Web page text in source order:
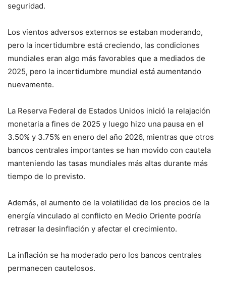
seguridad.
Los vientos adversos externos se estaban moderando,
pero la incertidumbre está creciendo, las condiciones
mundiales eran algo más favorables que a mediados de
2025, pero la incertidumbre mundial está aumentando
nuevamente.
La Reserva Federal de Estados Unidos inició la relajación
monetaria a fines de 2025 y luego hizo una pausa en el
3.50% y 3.75% en enero del año 2026, mientras que otros
bancos centrales importantes se han movido con cautela
manteniendo las tasas mundiales más altas durante más
tiempo de lo previsto.
Además, el aumento de la volatilidad de los precios de la
energía vinculado al conflicto en Medio Oriente podría
retrasar la desinflación y afectar el crecimiento.
La inflación se ha moderado pero los bancos centrales
permanecen cautelosos.